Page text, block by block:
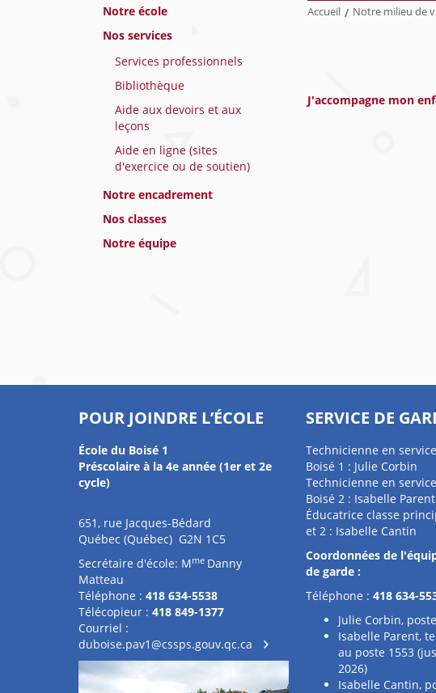
Notre école
Nos services
Services professionnels
Bibliothèque
Aide aux devoirs et aux
leçons
Aide en ligne (sites
d'exercice ou de soutien)
Notre encadrement
Nos classes
Notre équipe
Accueil / Notre milieu de
J'accompagne mon
POUR JOINDRE L’ÉCOLE
École du Boisé 1
Préscolaire à la 4e année (1er et 2e
cycle)
651, rue Jacques-Bédard
Québec (Québec) G2N 1C5
Secrétaire d'école: Mme Danny
Matteau
Téléphone : 418 634-5538
Télécopieur : 418 849-1377
Courriel :
duboise.pav1@cssps.gouv.qc.ca
SERVICE DE
Technicienne en
Boisé 1 : Julie Corbin
Technicienne en
Boisé 2 : Isabelle Parent
Éducatrice classe
et 2 : Isabelle Cantin
Coordonnées de
de garde :
Téléphone : 418 634-
Julie Corbin,
Isabelle Parent,
au poste 1553
2026)
Isabelle Cantin,